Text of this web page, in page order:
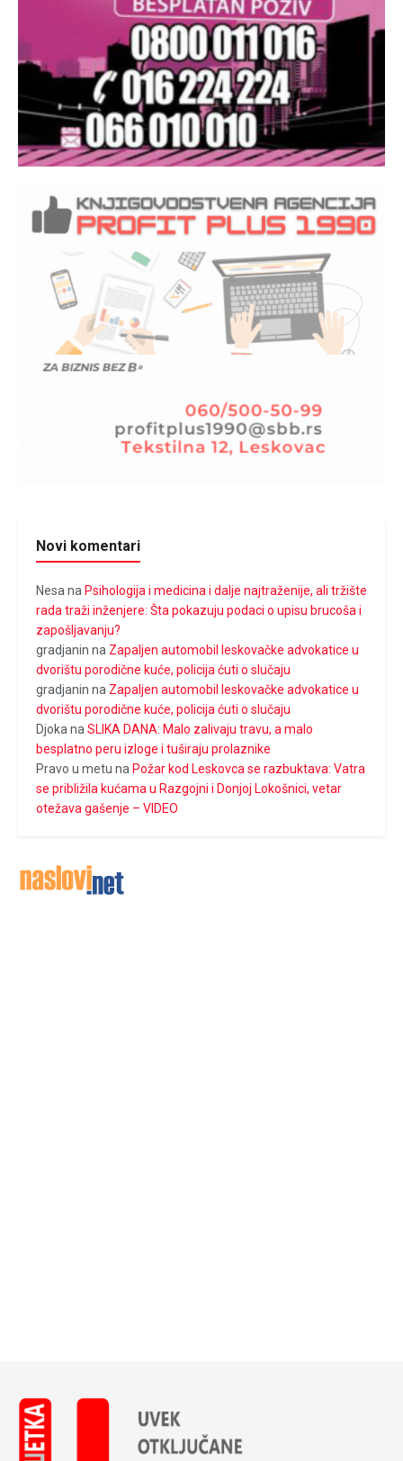
Novi komentari
Nesa na Psihologija i medicina i dalje najtraženije, ali tržište
rada traži inženjere: Šta pokazuju podaci o upisu brucoša i
zapošljavanju?
gradjanin na Zapaljen automobil leskovačke advokatice u
dvorištu porodične kuće, policija ćuti o slučaju
gradjanin na Zapaljen automobil leskovačke advokatice u
dvorištu porodične kuće, policija ćuti o slučaju
Djoka na SLIKA DANA: Malo zalivaju travu, a malo
besplatno peru izloge i tuširaju prolaznike
Pravo u metu na Požar kod Leskovca se razbuktava: Vatra
se približila kućama u Razgojni i Donjoj Lokošnici, vetar
otežava gašenje – VIDEO